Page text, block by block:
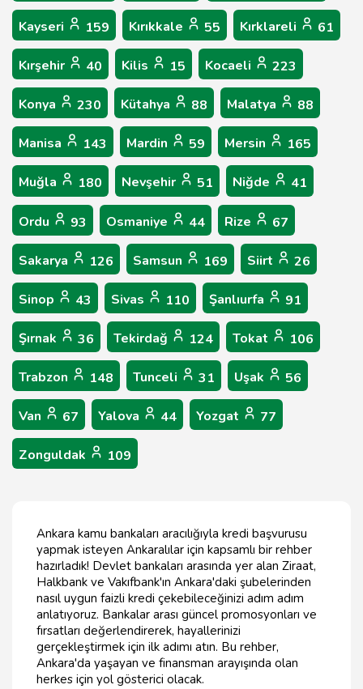
Kayseri 159 Kırıkkale 55 Kırklareli 61
Kırşehir 40 Kilis 15 Kocaeli 223
Konya 230 Kütahya 88 Malatya 88
Manisa 143 Mardin 59 Mersin 165
Muğla 180 Nevşehir 51 Niğde 41
Ordu 93 Osmaniye 44 Rize 67
Sakarya 126 Samsun 169 Siirt 26
Sinop 43 Sivas 110 Şanlıurfa 91
Şırnak 36 Tekirdağ 124 Tokat 106
Trabzon 148 Tunceli 31 Uşak 56
Van 67 Yalova 44 Yozgat 77
Zonguldak 109
Ankara kamu bankaları aracılığıyla kredi başvurusu
yapmak isteyen Ankaralılar için kapsamlı bir rehber
hazırladık! Devlet bankaları arasında yer alan Ziraat,
Halkbank ve Vakıfbank'ın Ankara'daki şubelerinden
nasıl uygun faizli kredi çekebileceğinizi adım adım
anlatıyoruz. Bankalar arası güncel promosyonları ve
fırsatları değerlendirerek, hayallerinizi
gerçekleştirmek için ilk adımı atın. Bu rehber,
Ankara'da yaşayan ve finansman arayışında olan
herkes için yol gösterici olacak.